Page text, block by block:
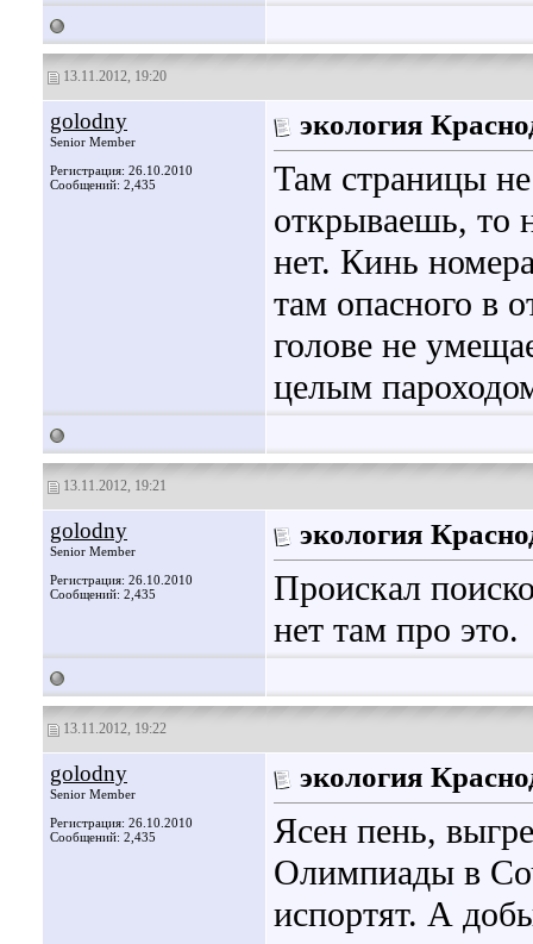
13.11.2012, 19:20
golodny
Senior Member
Регистрация: 26.10.2010
Сообщений: 2,435
экология
Там страницы
открываешь, то
нет. Кинь
там опасного в
голове не
целым
13.11.2012, 19:21
golodny
Senior Member
Регистрация: 26.10.2010
Сообщений: 2,435
экология
Проискал
нет там про это.
13.11.2012, 19:22
golodny
Senior Member
Регистрация: 26.10.2010
Сообщений: 2,435
экология
Ясен пень,
Олимпиады в
испортят. А